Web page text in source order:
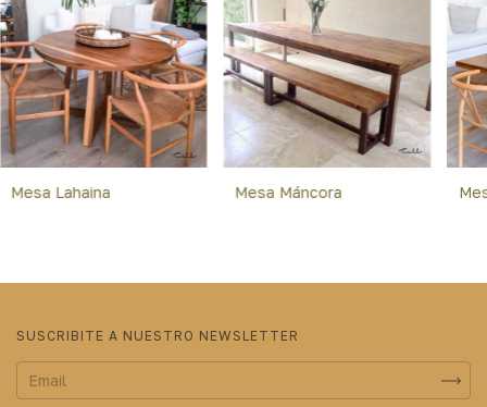
Mesa Lahaina Mesa Máncora
SUSCRIBITE A NUESTRO NEWSLETTER